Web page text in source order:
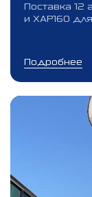
Поставка 12
и XAP160
Подробнее